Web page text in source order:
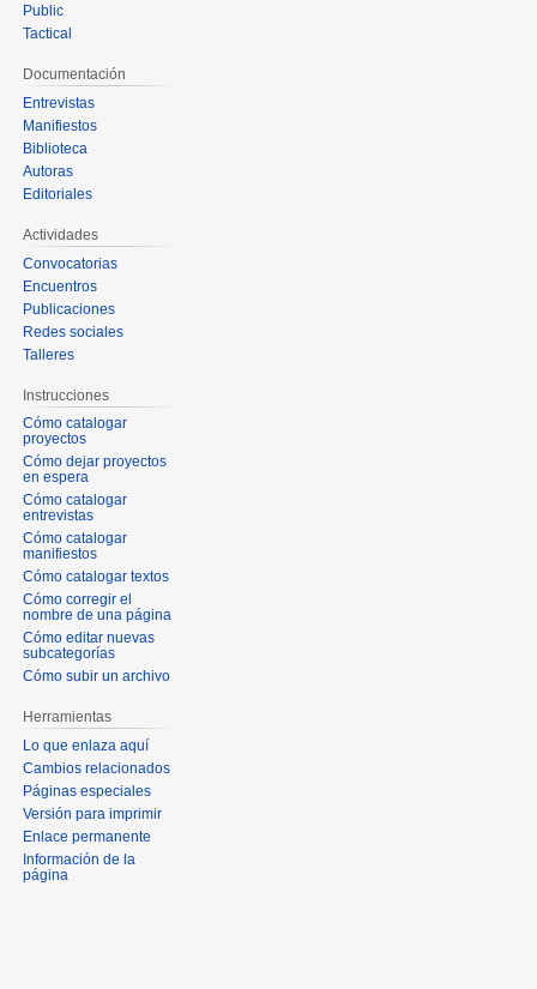
Public
Tactical
Documentación
Entrevistas
Manifiestos
Biblioteca
Autoras
Editoriales
Actividades
Convocatorias
Encuentros
Publicaciones
Redes sociales
Talleres
Instrucciones
Cómo catalogar
proyectos
Cómo dejar proyectos
en espera
Cómo catalogar
entrevistas
Cómo catalogar
manifiestos
Cómo catalogar textos
Cómo corregir el
nombre de una página
Cómo editar nuevas
subcategorías
Cómo subir un archivo
Herramientas
Lo que enlaza aquí
Cambios relacionados
Páginas especiales
Versión para imprimir
Enlace permanente
Información de la
página